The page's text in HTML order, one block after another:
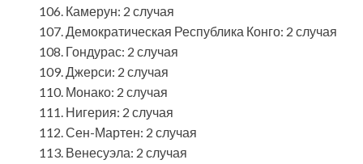
Камерун: 2 случая
Демократическая Республика Конго: 2 случая
Гондурас: 2 случая
Джерси: 2 случая
Монако: 2 случая
Нигерия: 2 случая
Сен-Мартен: 2 случая
Венесуэла: 2 случая